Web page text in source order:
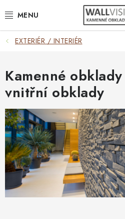
na
EXTERIÉR / INTERIÉR
VÝBĚR DLE MATERIÁLU
VÝBĚR DLE BAREV
ČASTO HLEDÁTE
INSPIRACE
DLAŽBA
PLOTY
EXTERIÉR / INTERIÉR
Kamenné
vnitřní obklady